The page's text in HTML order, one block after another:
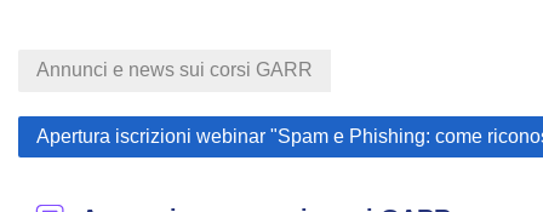
Annunci e news sui corsi GARR
Apertura iscrizioni webinar "Spam e Phishing: come